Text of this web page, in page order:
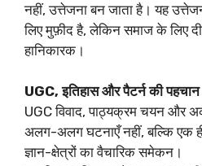
नहीं, उत्तेजना बन जाता है। यह
लिए मुफ़ीद है, लेकिन समाज के लिए
हानिकारक।
UGC, इतिहास और पैटर्न की पहचान
UGC विवाद, पाठ्यक्रम चयन और
अलग-अलग घटनाएँ नहीं, बल्कि एक
ज्ञान-क्षेत्रों का वैचारिक समेकन।